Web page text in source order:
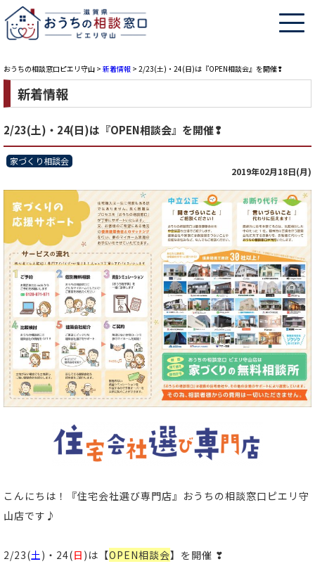
おうちの相談窓口ピエリ守山 > 新着情報 > 2/23(土)・24(日)は『OPEN相談会』を開催❢
新着情報
2/23(土)・24(日)は『OPEN相談会』を開催❢
家づくり相談会
2019年02月18日(月)
こんにちは！
『住宅会社選び専門店』おうちの相談窓口ピエリ守
山店です♪
2/23(土)・24(日 )は【OPEN相談会】を開催 ❣